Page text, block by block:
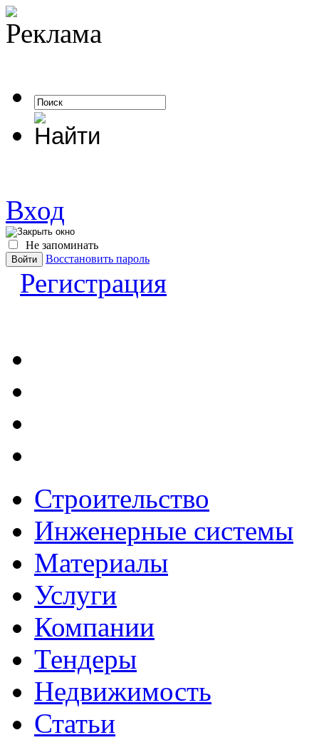
Вход
Не запоминать
Восстановить пароль
Регистрация
Строительство
Инженерные системы
Материалы
Услуги
Компании
Тендеры
Недвижимость
Статьи